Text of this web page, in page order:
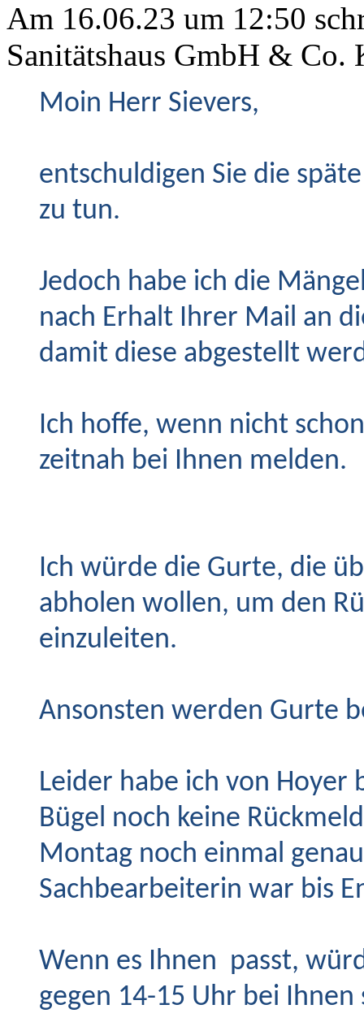
Am 16.06.23 um 12:50
Sanitätshaus GmbH & Co.
Moin Herr Sievers,
entschuldigen Sie die
zu tun.
Jedoch habe ich die
nach Erhalt Ihrer Mail an
damit diese abgestellt
Ich hoffe, wenn nicht
zeitnah bei Ihnen melden.
Ich würde die Gurte, die
abholen wollen, um den
einzuleiten.
Ansonsten werden Gurte
Leider habe ich von Hoyer
Bügel noch keine
Montag noch einmal
Sachbearbeiterin war bis
Wenn es Ihnen passt,
gegen 14-15 Uhr bei Ihnen